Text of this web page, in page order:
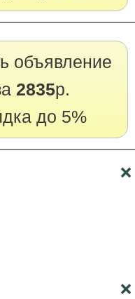
объявление
2835р.
до 5%
❌
❌